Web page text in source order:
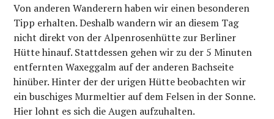
Von anderen Wanderern haben wir einen besonderen
Tipp erhalten. Deshalb wandern wir an diesem Tag
nicht direkt von der Alpenrosenhütte zur Berliner
Hütte hinauf. Stattdessen gehen wir zu der 5 Minuten
entfernten Waxeggalm auf der anderen Bachseite
hinüber. Hinter der der urigen Hütte beobachten wir
ein buschiges Murmeltier auf dem Felsen in der Sonne.
Hier lohnt es sich die Augen aufzuhalten.